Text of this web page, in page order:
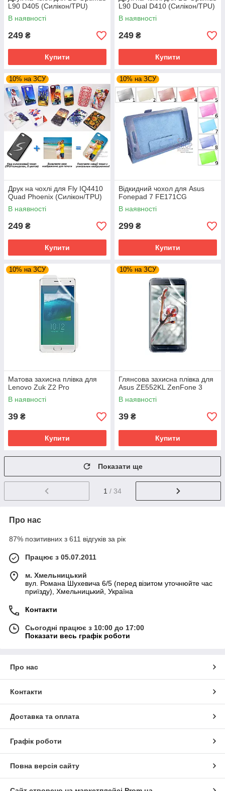
L90 D405 (Силікон/TPU)
В наявності
249 ₴
Купити
L90 Dual D410 (Силікон/TPU)
В наявності
249 ₴
Купити
10% на ЗСУ
Друк на чохлі для Fly IQ4410
Quad Phoenix (Силікон/TPU)
В наявності
249 ₴
Купити
10% на ЗСУ
Відкидний чохол для Asus
Fonepad 7 FE171CG
В наявності
299 ₴
Купити
10% на ЗСУ
Матова захисна плівка для
Lenovo Zuk Z2 Pro
В наявності
39 ₴
Купити
10% на ЗСУ
Глянсова захисна плівка для
Asus ZE552KL ZenFone 3
В наявності
39 ₴
Купити
Показати ще
1 / 34
Про нас
87% позитивних з 611 відгуків за рік
Працює з 05.07.2011
м. Хмельницький
вул. Романа Шухевича 6/5 (перед візитом уточнюйте час
приїзду), Хмельницький, Україна
Контакти
Сьогодні працює з 10:00 до 17:00
Показати весь графік роботи
Про нас
Контакти
Доставка та оплата
Графік роботи
Повна версія сайту